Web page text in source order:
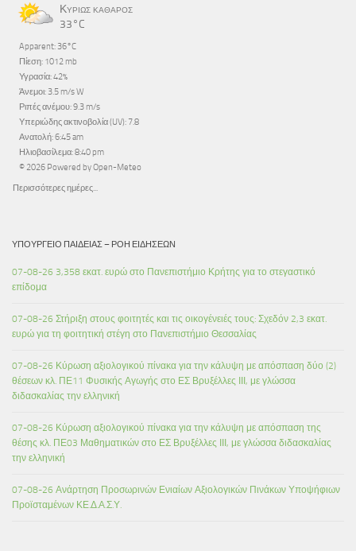
Κυρίως καθαρός
33°C
Apparent: 36°C
Πίεση: 1012 mb
Υγρασία: 42%
Άνεμοι: 3.5 m/s W
Ριπές ανέμου: 9.3 m/s
Υπεριώδης ακτινοβολία (UV): 7.8
Ανατολή: 6:45 am
Ηλιοβασίλεμα: 8:40 pm
© 2026 Powered by Open-Meteo
Περισσότερες ημέρες...
ΥΠΟΥΡΓΕΊΟ ΠΑΙΔΕΊΑΣ – ΡΟΉ ΕΙΔΉΣΕΩΝ
07-08-26 3,358 εκατ. ευρώ στο Πανεπιστήμιο Κρήτης για το στεγαστικό
επίδομα
07-08-26 Στήριξη στους φοιτητές και τις οικογένειές τους: Σχεδόν 2,3 εκατ.
ευρώ για τη φοιτητική στέγη στο Πανεπιστήμιο Θεσσαλίας
07-08-26 Κύρωση αξιολογικού πίνακα για την κάλυψη με απόσπαση δύο (2)
θέσεων κλ. ΠΕ11 Φυσικής Αγωγής στο ΕΣ Βρυξέλλες ΙΙΙ, με γλώσσα
διδασκαλίας την ελληνική
07-08-26 Κύρωση αξιολογικού πίνακα για την κάλυψη με απόσπαση της
θέσης κλ. ΠΕ03 Μαθηματικών στο ΕΣ Βρυξέλλες ΙΙΙ, με γλώσσα διδασκαλίας
την ελληνική
07-08-26 Ανάρτηση Προσωρινών Ενιαίων Αξιολογικών Πινάκων Υποψήφιων
Προϊσταμένων ΚΕ.Δ.Α.Σ.Υ.